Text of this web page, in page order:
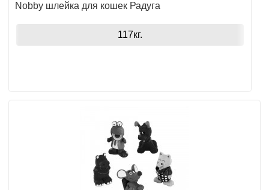
Nobby шлейка для кошек Радуга
117кг.